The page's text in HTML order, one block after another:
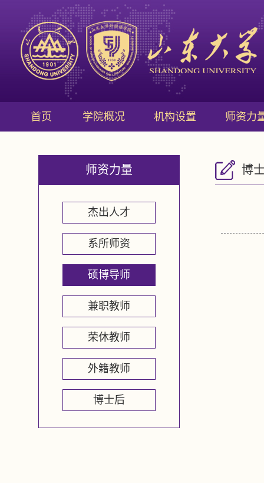
首页 学院概况 机构设置 师资力
师资力量
杰出人才
系所师资
硕博导师
兼职教师
荣休教师
外籍教师
博士后
博